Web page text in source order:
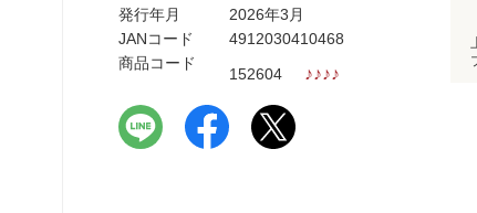
発行年月
2026年3月
JANコード
4912030410468
商品コード
152604 ♪♪♪♪